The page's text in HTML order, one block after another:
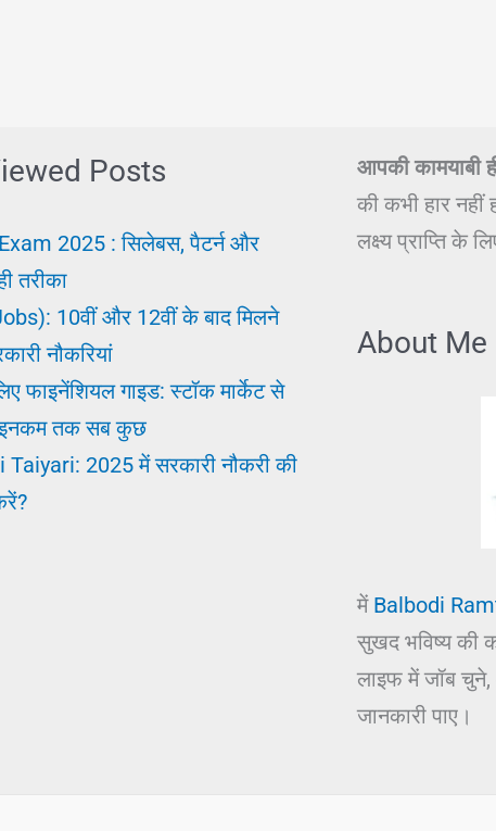
न
Padhai
Kare?
Posts
2025 : सिलेबस, पैटर्न और
तरीका
10वीं और 12वीं के बाद मिलने
नौकरियां
फाइनेंशियल गाइड: स्टॉक मार्केट से
तक सब कुछ
2025 में सरकारी नौकरी की
आपकी कामयाबी
की कभी हार
लक्ष्य प्राप्ति के
About Me
में Balbodi
सुखद भविष्य की
लाइफ में जॉब
जानकारी पाए।